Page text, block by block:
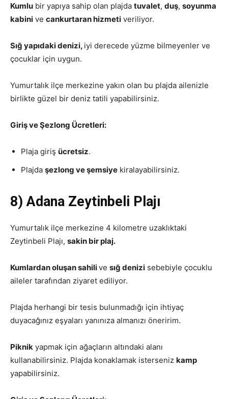
Kumlu bir yapıya sahip olan plajda tuvalet, duş, soyunma
kabini ve cankurtaran hizmeti veriliyor.
Sığ yapıdaki denizi, iyi derecede yüzme bilmeyenler ve
çocuklar için uygun.
Yumurtalık ilçe merkezine yakın olan bu plajda ailenizle
birlikte güzel bir deniz tatili yapabilirsiniz.
Giriş ve Şezlong Ücretleri:
Plaja giriş ücretsiz.
Plajda şezlong ve şemsiye kiralayabilirsiniz.
8) Adana Zeytinbeli Plajı
Yumurtalık ilçe merkezine 4 kilometre uzaklıktaki
Zeytinbeli Plajı, sakin bir plaj.
Kumlardan oluşan sahilive sığ denizi sebebiyle çocuklu
aileler tarafından ziyaret ediliyor.
Plajda herhangi bir tesis bulunmadığı için ihtiyaç
duyacağınız eşyaları yanınıza almanızı öneririm.
Piknik yapmak için ağaçların altındaki alanı
kullanabilirsiniz. Plajda konaklamak isterseniz kamp
yapabilirsiniz.